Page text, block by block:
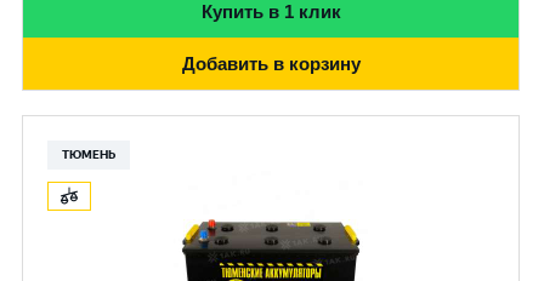
Купить в 1 клик
Добавить в корзину
ТЮМЕНЬ